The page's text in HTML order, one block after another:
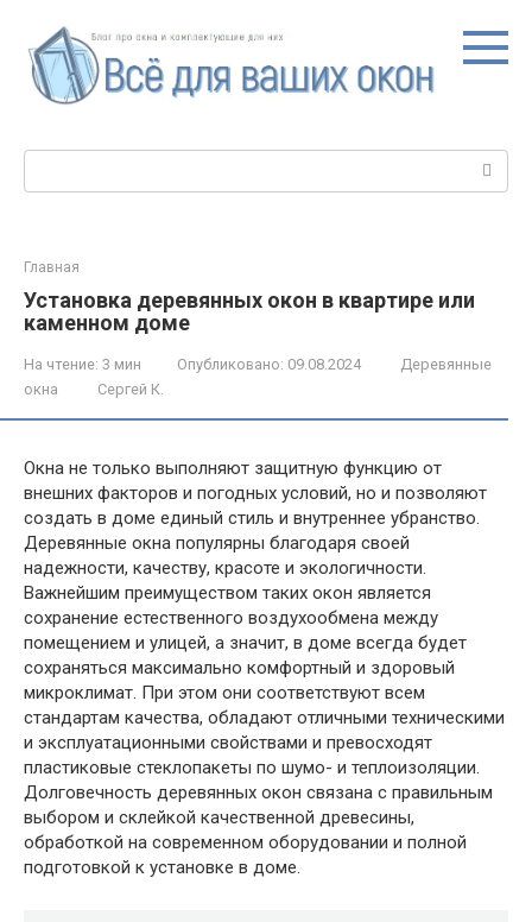
контенту
Главная
Установка деревянных окон в квартире или
каменном доме
На чтение: 3 мин Опубликовано: 09.08.2024
Деревянные
окна
Сергей К.
Окна не только выполняют защитную функцию от
внешних факторов и погодных условий, но и позволяют
создать в доме единый стиль и внутреннее убранство.
Деревянные окна популярны благодаря своей
надежности, качеству, красоте и экологичности.
Важнейшим преимуществом таких окон является
сохранение естественного воздухообмена между
помещением и улицей, а значит, в доме всегда будет
сохраняться максимально комфортный и здоровый
микроклимат. При этом они соответствуют всем
стандартам качества, обладают отличными техническими
и эксплуатационными свойствами и превосходят
пластиковые стеклопакеты по шумо- и теплоизоляции.
Долговечность деревянных окон связана с правильным
выбором и склейкой качественной древесины,
обработкой на современном оборудовании и полной
подготовкой к установке в доме.